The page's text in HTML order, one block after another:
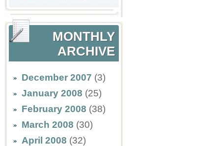
MONTHLY
ARCHIVE
December 2007 (3)
January 2008 (25)
February 2008 (38)
March 2008 (30)
April 2008 (32)